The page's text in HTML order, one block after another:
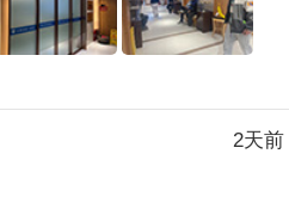
2天前